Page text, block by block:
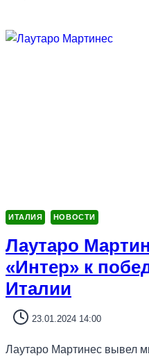
ИТАЛИЯ НОВОСТИ
Лаутаро
«Интер» к
Италии
23.01.2024 14:00
Лаутаро Мартинес вывел